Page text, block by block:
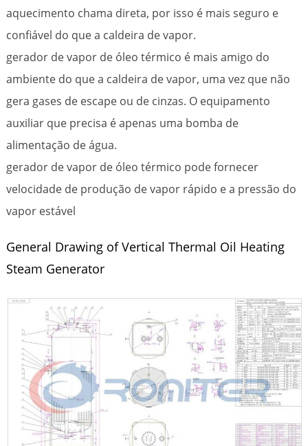
aquecimento chama direta, por isso é mais seguro e
confiável do que a caldeira de vapor.
gerador de vapor de óleo térmico é mais amigo do
ambiente do que a caldeira de vapor, uma vez que não
gera gases de escape ou de cinzas. O equipamento
auxiliar que precisa é apenas uma bomba de
alimentação de água.
gerador de vapor de óleo térmico pode fornecer
velocidade de produção de vapor rápido e a pressão do
vapor estável
General Drawing of Vertical Thermal Oil Heating
Steam Generator